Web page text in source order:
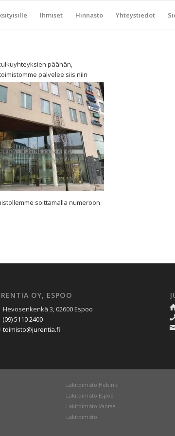
Ihmiset Hinnasto Yhteystiedot
päähän,
palvelee siis niin
soittamalla numeroon
OY, ESPOO
Hevosenkenkä 3, 02600 Espoo
(09) 5110 2400
toimisto@jurentia.fi
Lakitoimisto Helsinki
Lakitoimisto Espoo
Lakitoimisto Vantaa
Lakitoimisto